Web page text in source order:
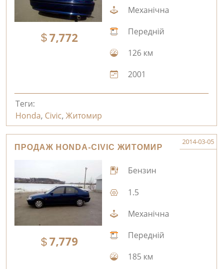
7,772
Механічна
Передній
126 км
2001
Теги:
Honda, Civic, Житомир
ПРОДАЖ HONDA-CIVIC ЖИТОМИР
2014-03-05
7,779
Бензин
1.5
Механічна
Передній
185 км